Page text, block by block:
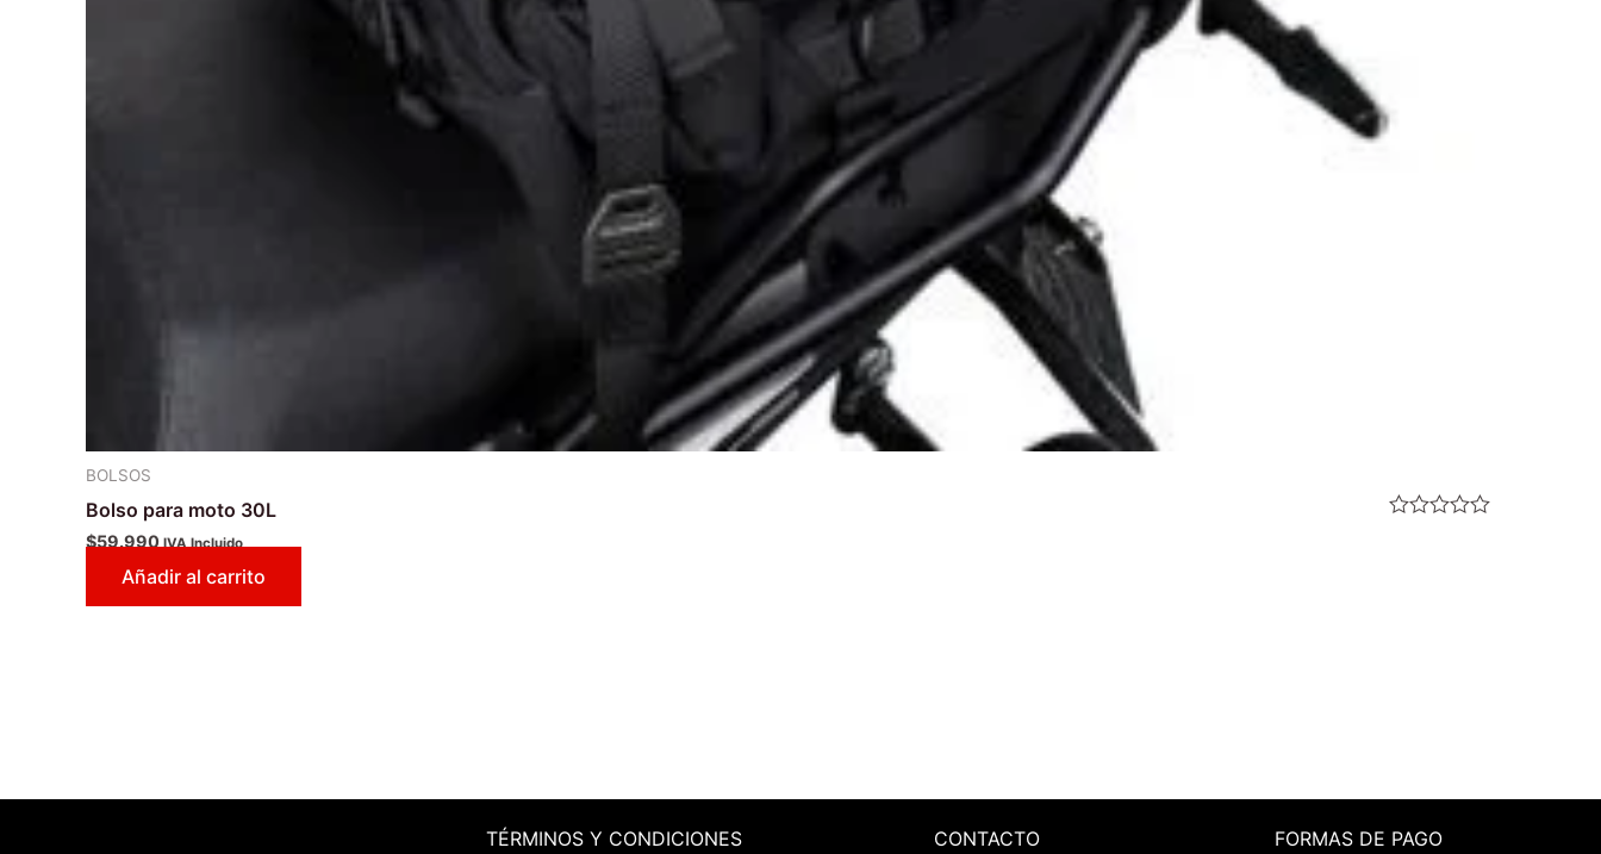
BOLSOS
Bolso para moto 30L
$59.990 IVA Incluido
Añadir al carrito
TÉRMINOS Y CONDICIONES CONTACTO FORMAS DE PAGO